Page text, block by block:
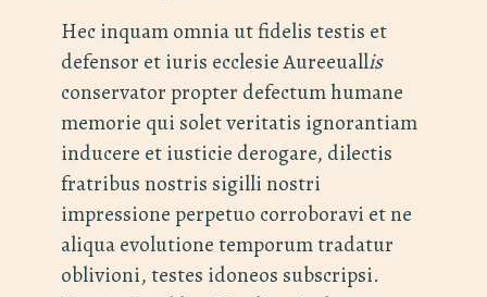
Hec inquam omnia ut fidelis testis et
defensor et iuris ecclesie Aureeuallis
conservator propter defectum humane
memorie qui solet veritatis ignorantiam
inducere et iusticie derogare, dilectis
fratribus nostris sigilli nostri
impressione perpetuo corroboravi et ne
aliqua evolutione temporum tradatur
oblivioni, testes idoneos subscripsi.